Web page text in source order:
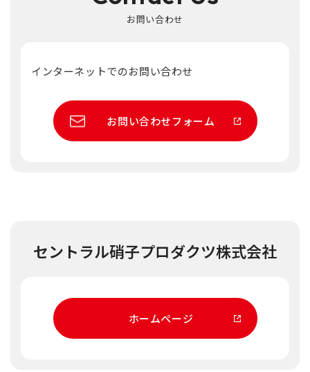
お問い合わせ
インターネットでのお問い合わせ
お問い合わせフォーム
セントラル硝子プロダクツ株式会社
ホームページ